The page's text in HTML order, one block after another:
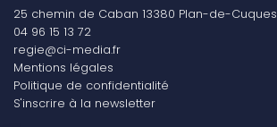
25 chemin de Caban 13380 Plan-de-Cuques
04 96 15 13 72
regie@ci-media.fr
Mentions légales
Politique de confidentialité
S'inscrire à la newsletter